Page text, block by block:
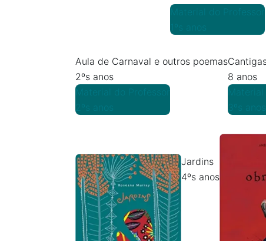
Material do Professor
Aula de Carnaval e outros poemas
2ºs anos
Material do Professor
8 anos
Material
Jardins
4ºs anos